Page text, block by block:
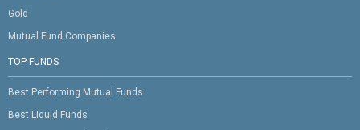
Gold
Mutual Fund Companies
TOP FUNDS
Best Performing Mutual Funds
Best Liquid Funds